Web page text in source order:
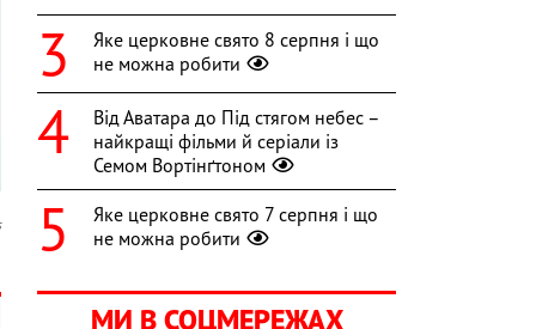
Яке церковне свято 8 серпня і що
не можна робити
Від Аватара до Під стягом небес –
найкращі фільми й серіали із
Семом Вортінґтоном
Яке церковне свято 7 серпня і що
не можна робити
МИ В СОЦМЕРЕЖАХ